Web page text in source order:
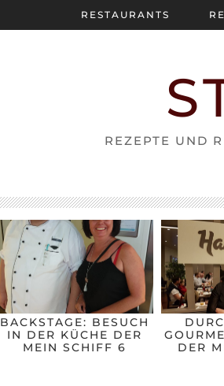
REZEPTE UND
RESTAURANTS
BACKSTAGE: BESUCH
IN DER KÜCHE DER
MEIN SCHIFF 6
DER